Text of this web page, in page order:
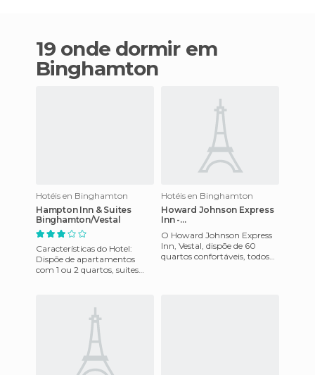
19 onde dormir em
Binghamton
Hotéis en Binghamton
Hampton Inn & Suites
Binghamton/Vestal
Características do Hotel:
Dispõe de apartamentos
com 1 ou 2 quartos, suites
Hotéis en Binghamton
Howard Johnson Express
Inn -
Hotel
O Howard Johnson Express
Inn, Vestal, dispõe de 60
quartos confortáveis, todos